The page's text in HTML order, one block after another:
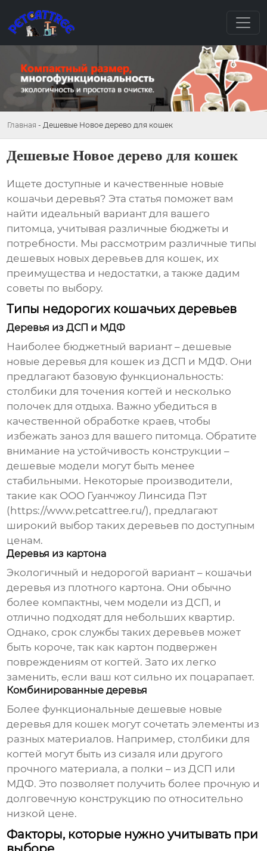
Главная - Дешевые Новое дерево для кошек
Дешевые Новое дерево для кошек
Ищете доступные и качественные новые
кошачьи деревья? Эта статья поможет вам
найти идеальный вариант для вашего
питомца, учитывая различные бюджеты и
потребности. Мы рассмотрим различные типы
дешевых новых деревьев для кошек, их
преимущества и недостатки, а также дадим
советы по выбору.
Типы недорогих кошачьих деревьев
Деревья из ДСП и МДФ
Наиболее бюджетный вариант –дешевые
новые деревья для кошек из ДСП и МДФ. Они
предлагают базовую функциональность:
столбики для точения когтей и несколько
полочек для отдыха. Важно убедиться в
качественной обработке краев, чтобы
избежать заноз для вашего питомца. Обратите
внимание на устойчивость конструкции –
дешевые модели могут быть менее
стабильными. Некоторые производители,
такие как ООО Гуанчжоу Линсида Пэт
( https://www.petcattree.ru/), предлагают
широкий выбор таких деревьев по доступным
ценам.
Деревья из картона
Экологичный и недорогой вариант – кошачьи
деревья из плотного картона. Они обычно
более компактны, чем модели из ДСП, и
отлично подходят для небольших квартир.
Однако, срок службы таких деревьев может
быть короче, так как картон подвержен
повреждениям от когтей. Зато их легко
заменить, если ваш кот сильно их поцарапает.
Комбинированные деревья
Более функциональныедешевые новые
деревья для кошек могут сочетать элементы из
разных материалов. Например, столбики для
когтей могут быть из сизаля или другого
прочного материала, а полки – из ДСП или
МДФ. Это позволяет получить более прочную и
долговечную конструкцию по относительно
низкой цене.
Факторы, которые нужно учитывать при